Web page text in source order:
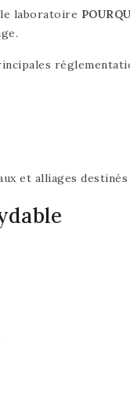
laboratoire
et alliages